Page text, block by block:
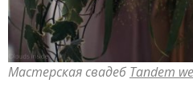
Мастерская свадеб Tandem